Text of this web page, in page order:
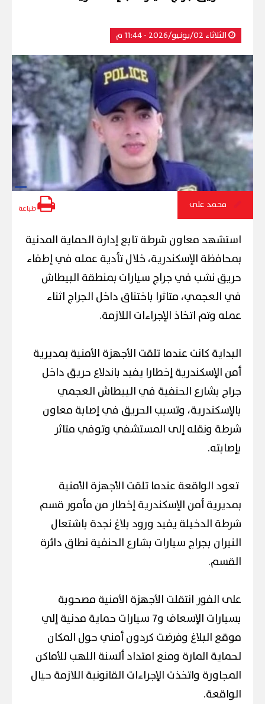
الثلاثاء 02/يونيو/2026 - 11:44 م
محمد علي طباعة
استشهد معاون شرطة تابع إدارة الحماية المدنية
بمحافظة الإسكندرية، خلال تأدية عمله في إطفاء
حريق نشب في جراج سيارات بمنطقة البيطاش
في العجمي، متاثرا باختناق داخل الجراج اثناء
عمله وتم اتخاذ الإجراءات اللازمة.
البداية كانت عندما تلقت الأجهزة الأمنية بمديرية
أمن الإسكندرية إخطارا يفيد باندلاع حريق داخل
جراج بشارع الحنفية في الييطاش العجمي
بالإسكندرية، وتسبب الحريق في إصابة معاون
شرطة ونقله إلى المستشفي وتوفي متاثر
بإصابته.
تعود الواقعة عندما تلقت الأجهزة الأمنية
بمديرية أمن الإسكندرية إخطار من مأمور قسم
شرطة الدخيلة يفيد ورود بلاغ نجدة باشتعال
النيران بجراچ سيارات بشارع الحنفية نطاق دائرة
القسم.
على الفور انتقلت الأجهزة الأمنية مصحوبة
بسيارات الإسعاف و7 سيارات حماية مدنية إلي
موقع البلاغ وفرضت كردون أمني حول المكان
لحماية المارة ومنع امتداد ألسنة اللهب للأماكن
المجاورة واتخذت الإجراءات القانونية اللازمة حيال
الواقعة.